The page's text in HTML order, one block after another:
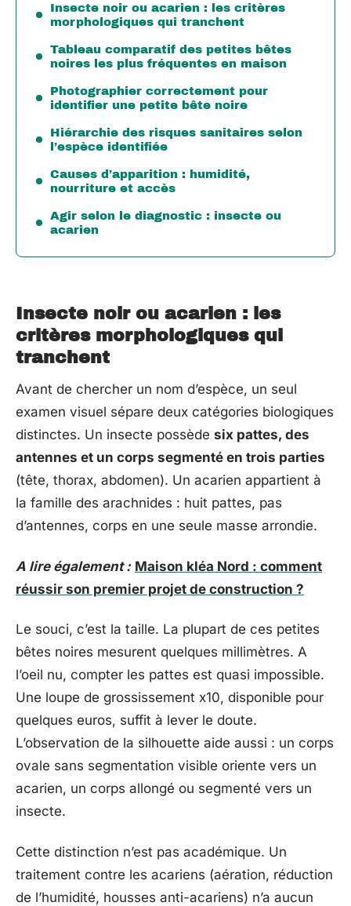
Insecte noir ou acarien : les critères
morphologiques qui tranchent
Tableau comparatif des petites bêtes
noires les plus fréquentes en maison
Photographier correctement pour
identifier une petite bête noire
Hiérarchie des risques sanitaires selon
l’espèce identifiée
Causes d’apparition : humidité,
nourriture et accès
Agir selon le diagnostic : insecte ou
acarien
Insecte noir ou acarien : les
critères morphologiques qui
tranchent
Avant de chercher un nom d’espèce, un seul
examen visuel sépare deux catégories biologiques
distinctes. Un insecte possède six pattes, des
antennes et un corps segmenté en trois parties
(tête, thorax, abdomen). Un acarien appartient à
la famille des arachnides : huit pattes, pas
d’antennes, corps en une seule masse arrondie.
A lire également : Maison kléa Nord : comment
réussir son premier projet de construction ?
Le souci, c’est la taille. La plupart de ces petites
bêtes noires mesurent quelques millimètres. A
l’oeil nu, compter les pattes est quasi impossible.
Une loupe de grossissement x10, disponible pour
quelques euros, suffit à lever le doute.
L’observation de la silhouette aide aussi : un corps
ovale sans segmentation visible oriente vers un
acarien, un corps allongé ou segmenté vers un
insecte.
Cette distinction n’est pas académique. Un
traitement contre les acariens (aération, réduction
de l’humidité, housses anti-acariens) n’a aucun